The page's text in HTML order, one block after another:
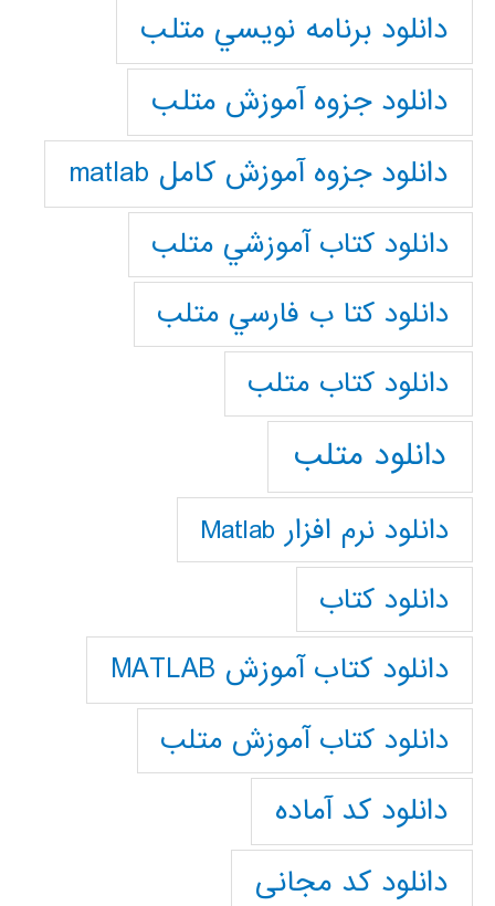
دانلود برنامه نويسي متلب
دانلود جزوه آموزش متلب
دانلود جزوه آموزش کامل matlab
دانلود كتاب آموزشي متلب
دانلود كتا ب فارسي متلب
دانلود كتاب متلب
دانلود متلب
دانلود نرم افزار Matlab
دانلود کتاب
دانلود کتاب آموزش MATLAB
دانلود کتاب آموزش متلب
دانلود کد آماده
دانلود کد مجانی